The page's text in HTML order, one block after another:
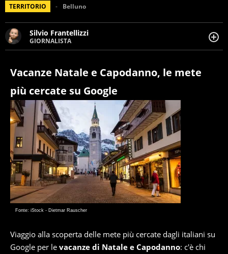
TERRITORIO Belluno
Silvio Frantellizzi
GIORNALISTA
Giornalista pubblicista. Da oltre dieci anni si occupa di
cronaca, motori, spettacolo e videogame.
Vacanze Natale e Capodanno, le mete
più cercate su Google
Fonte: iStock - Dietmar Rauscher
Viaggio alla scoperta delle mete più cercate dagli italiani su
Google per le vacanze di Natale e Capodanno: c'è chi